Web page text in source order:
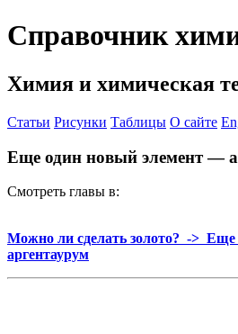
Справочник
Химия и химическая
Статьи Рисунки Таблицы О сайте
Еще один новый элемент —
Смотреть главы в:
Можно ли сделать золото? ->
аргентаурум